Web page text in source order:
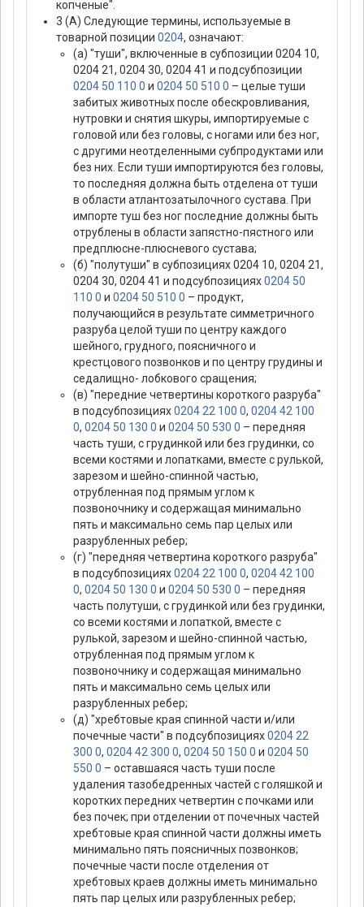
копченые".
3 (А) Следующие термины, используемые в
товарной позиции 0204, означают:
(а) "туши", включенные в субпозиции 0204 10,
0204 21, 0204 30, 0204 41 и подсубпозиции
0204 50 110 0 и 0204 50 510 0 – целые туши
забитых животных после обескровливания,
нутровки и снятия шкуры, импортируемые с
головой или без головы, с ногами или без ног,
с другими неотделенными субпродуктами или
без них. Если туши импортируются без головы,
то последняя должна быть отделена от туши
в области атлантозатылочного сустава. При
импорте туш без ног последние должны быть
отрублены в области запястно-пястного или
предплюсне-плюсневого сустава;
(б) "полутуши" в субпозициях 0204 10, 0204 21,
0204 30, 0204 41 и подсубпозициях0204 50
110 0 и 0204 50 510 0 – продукт,
получающийся в результате симметричного
разруба целой туши по центру каждого
шейного, грудного, поясничного и
крестцового позвонков и по центру грудины и
седалищно- лобкового сращения;
(в) "передние четвертины короткого разруба"
в подсубпозициях0204 22 100 0, 0204 42 100
0, 0204 50 130 0 и 0204 50 530 0 – передняя
часть туши, с грудинкой или без грудинки, со
всеми костями и лопатками, вместе с рулькой,
зарезом и шейно-спинной частью,
отрубленная под прямым углом к
позвоночнику и содержащая минимально
пять и максимально семь пар целых или
разрубленных ребер;
(г) "передняя четвертина короткого разруба"
в подсубпозициях0204 22 100 0, 0204 42 100
0, 0204 50 130 0 и 0204 50 530 0 – передняя
часть полутуши, с грудинкой или без грудинки,
со всеми костями и лопаткой, вместе с
рулькой, зарезом и шейно-спинной частью,
отрубленная под прямым углом к
позвоночнику и содержащая минимально
пять и максимально семь целых или
разрубленных ребер;
(д) "хребтовые края спинной части и/или
почечные части" в подсубпозициях0204 22
300 0, 0204 42 300 0, 0204 50 150 0 и 0204 50
550 0 – оставшаяся часть туши после
удаления тазобедренных частей с голяшкой и
коротких передних четвертин с почками или
без почек; при отделении от почечных частей
хребтовые края спинной части должны иметь
минимально пять поясничных позвонков;
почечные части после отделения от
хребтовых краев должны иметь минимально
пять пар целых или разрубленных ребер;